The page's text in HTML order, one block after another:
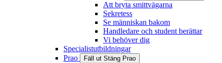
Att bryta smittvägarna
Sekretess
Se människan bakom
Handledare och student berättar
Vi behöver dig
Specialistutbildningar
Prao
Fäll ut Stäng Prao